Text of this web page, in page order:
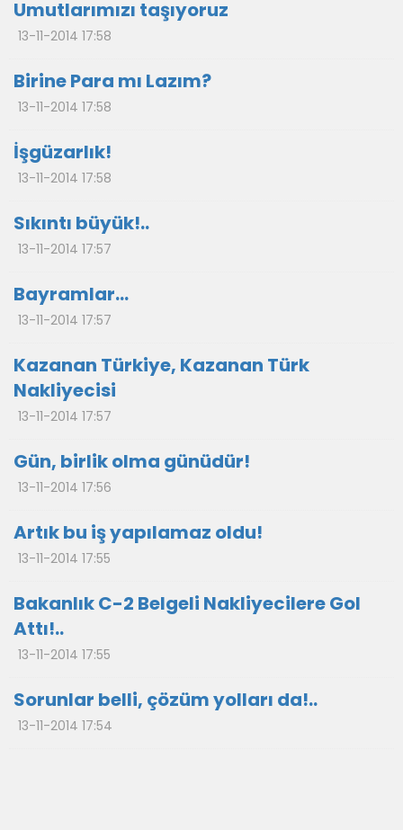
Umutlarımızı taşıyoruz
13-11-2014 17:58
Birine Para mı Lazım?
13-11-2014 17:58
İşgüzarlık!
13-11-2014 17:58
Sıkıntı büyük!..
13-11-2014 17:57
Bayramlar...
13-11-2014 17:57
Kazanan Türkiye, Kazanan Türk
Nakliyecisi
13-11-2014 17:57
Gün, birlik olma günüdür!
13-11-2014 17:56
Artık bu iş yapılamaz oldu!
13-11-2014 17:55
Bakanlık C-2 Belgeli Nakliyecilere Gol
Attı!..
13-11-2014 17:55
Sorunlar belli, çözüm yolları da!..
13-11-2014 17:54